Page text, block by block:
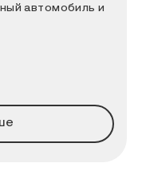
автомобиль и